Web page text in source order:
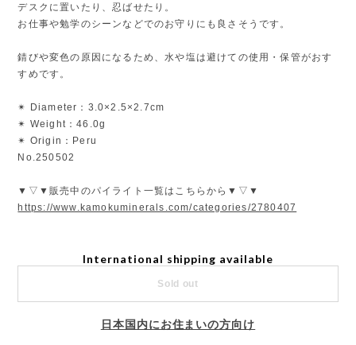
デスクに置いたり、忍ばせたり。
お仕事や勉学のシーンなどでのお守りにも良さそうです。
錆びや変色の原因になるため、水や塩は避けての使用・保管がおす
すめです。
✴︎ Diameter：3.0×2.5×2.7cm
✴︎ Weight：46.0g
✴︎ Origin：Peru
No.250502
▼▽▼販売中のパイライト一覧はこちらから▼▽▼
https://www.kamokuminerals.com/categories/2780407
International shipping available
Sold out
日本国内にお住まいの方向け